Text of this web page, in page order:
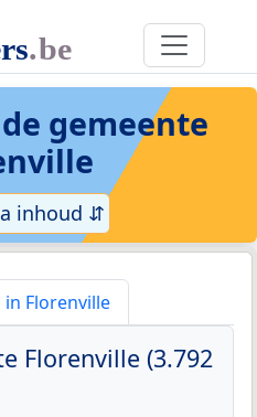
gemeente
inhoud ⇵
in Florenville
Florenville (3.792